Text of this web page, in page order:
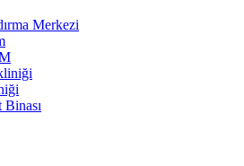
Merkezi